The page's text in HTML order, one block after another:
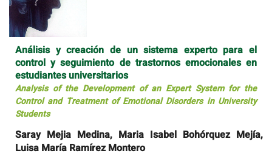
Análisis y creación de un sistema experto para el
control y seguimiento de trastornos emocionales en
estudiantes universitarios
Analysis of the Development of an Expert System for the
Control and Treatment of Emotional Disorders in University
Students
Saray Mejia Medina, Maria Isabel Bohórquez Mejía,
Luisa María Ramírez Montero